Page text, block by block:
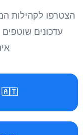
הצטרפו לקהילות
עדכונים שוטפים
🇦🇹 קבוצת וינה למטיילים